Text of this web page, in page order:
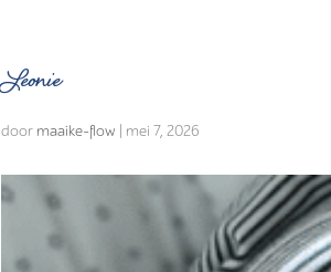
Leonie
door maaike-flow mei 7, 2026